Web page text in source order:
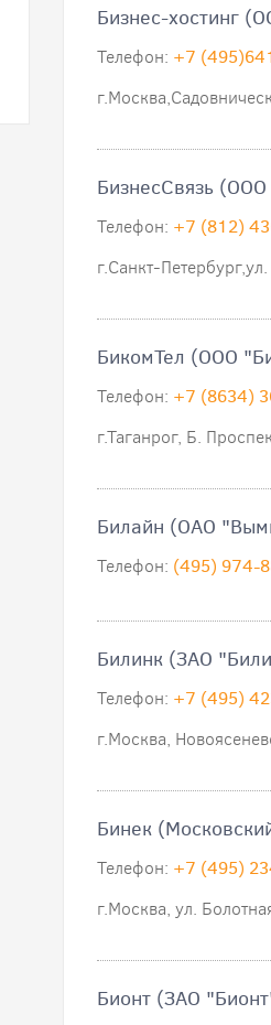
Бизнес-хостинг
Телефон: +7
БизнесСвязь
Телефон: +7 (812)
г.Санкт-
БикомТел (ООО
Телефон: +7 (8634)
г.Таганрог, Б.
Билайн (ОАО
Телефон: (495) 974-
Билинк (ЗАО
Телефон: +7 (495)
г.Москва,
Бинек
Телефон: +7 (495)
г.Москва, ул.
Бионт (ЗАО